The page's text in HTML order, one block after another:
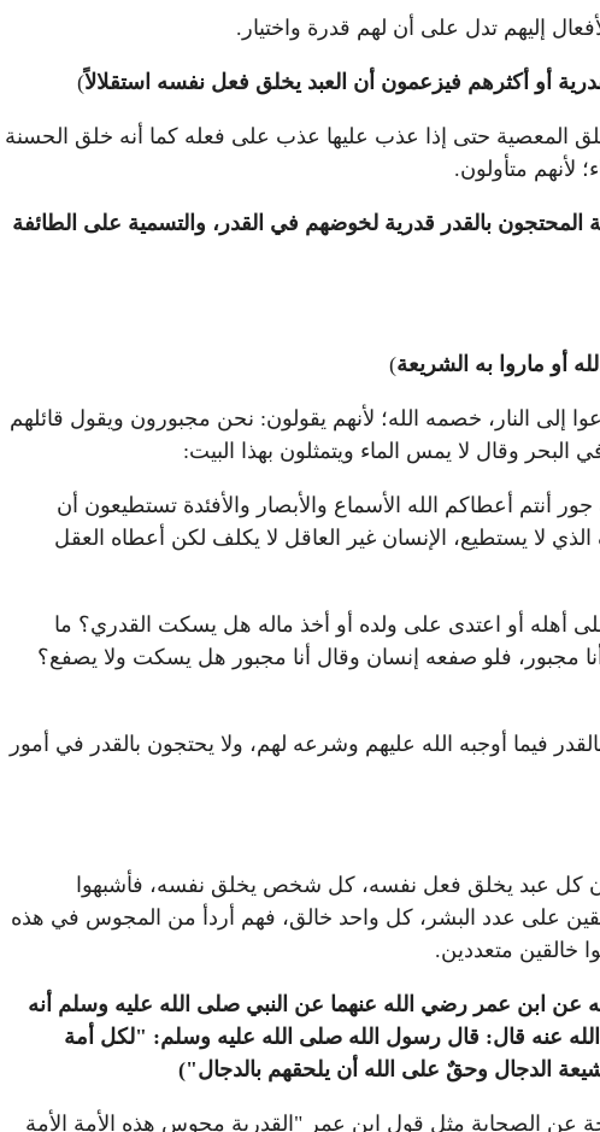
أو أكثرهم فيزعمون أن العبد يخلق فعل نفسه استقلالاً)
المعصية حتى إذا عذب عليها عذب على فعله كما أنه خلق الحسنة
لأنهم متأولون.
بالقدر قدرية لخوضهم في القدر، والتسمية على الطائفة
أو ماروا به الشريعة)
إلى النار، خصمه الله؛ لأنهم يقولون: نحن مجبورون ويقول قائلهم
وقال لا يمس الماء ويتمثلون بهذا البيت:
أنتم أعطاكم الله الأسماع والأبصار والأفئدة تستطيعون أن
لا يستطيع، الإنسان غير العاقل لا يكلف لكن أعطاه العقل
أهله أو اعتدى على ولده أو أخذ ماله هل يسكت القدري؟ ما
مجبور، فلو صفعه إنسان وقال أنا مجبور هل يسكت ولا يصفع؟
فيما أوجبه الله عليهم وشرعه لهم، ولا يحتجون بالقدر في أمور
كل عبد يخلق فعل نفسه، كل شخص يخلق نفسه، فأشبهوا
على عدد البشر، كل واحد خالق، فهم أردأ من المجوس في هذه
خالقين متعددين.
عن ابن عمر رضي الله عنهما عن النبي صلى الله عليه وسلم أنه
عنه قال: قال رسول الله صلى الله عليه وسلم: "لكل أمة
الدجال وحقٌ على الله أن يلحقهم بالدجال")
عن الصحابة مثل قول ابن عمر "القدرية مجوس هذه الأمة الأمة